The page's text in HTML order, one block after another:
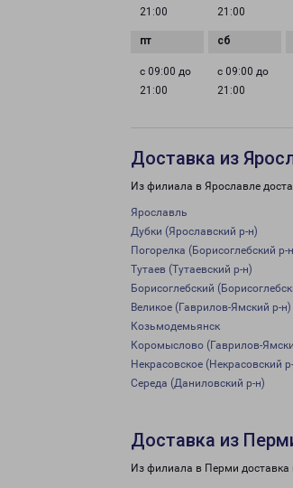
21:00
21:00
с 09:00 до
21:00
с 09:00 до
21:00
Доставка из
Из филиала в Ярославле
Ярославль
Дубки (Ярославский р-н)
Погорелка (Борисоглебский р-
Тутаев (Тутаевский р-н)
Борисоглебский
Великое (Гаврилов-Ямский р-н)
Козьмодемьянск
Коромыслово (Гаврилов-
Некрасовское (Некрасовский
Середа (Даниловский р-н)
Доставка из
Из филиала в Перми доставка